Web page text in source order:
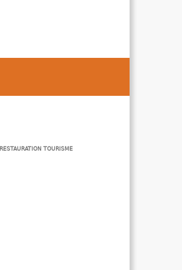
RESTAURATION TOURISME